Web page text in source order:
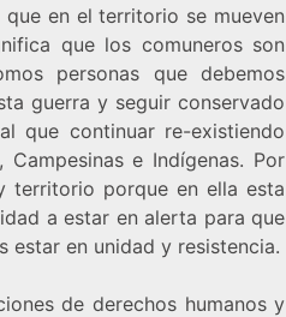
en el territorio se mueven
que los comuneros son
personas que debemos
guerra y seguir conservado
que continuar re-existiendo
e Indígenas. Por
territorio porque en ella esta
a estar en alerta para que
estar en unidad y resistencia.
de derechos humanos y